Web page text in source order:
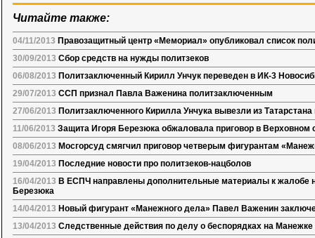
Читайте также:
04/11/2013 Правозащитный центр «Мемориал» опубликовал список
30/09/2013 Сбор средств на нужды политзеков
06/08/2013 Политзаключенный Кирилл Унчук переведен в ИК-3
29/07/2013 ССП признал Павла Важенина политзаключенным
27/06/2013 Политзаключенного Кирилла Унчука вывезли из Татарстана
11/06/2013 Защита Игоря Березюка обжаловала приговор в Верховном
08/06/2013 Мосгорсуд смягчил приговор четверым фигурантам
19/04/2013 Последние новости про политзеков-нацболов
16/04/2013 В ЕСПЧ направлены дополнительные материалы к жалобе
Березюка
14/04/2013 Новый фигурант «Манежного дела» Павел Важенин
13/04/2013 Следственные действия по делу о беспорядках на